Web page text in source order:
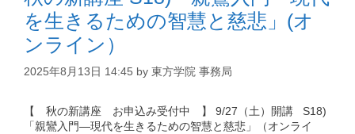
を生きるための智慧と慈悲」(オ
ンライン）
2025年8月13日 14:45 by 東方学院 事務局
【 秋の新講座 お申込み受付中 】 9/27（土）開講 S18)
「親鸞入門―現代を生きるための智慧と慈悲」（オンライ